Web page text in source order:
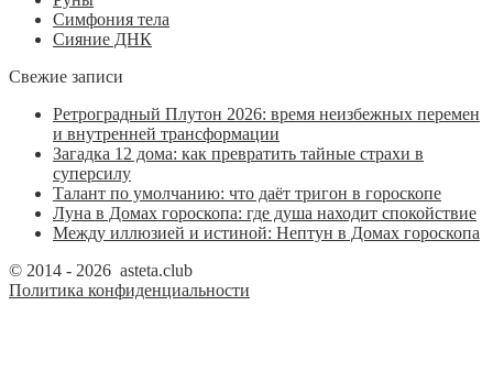
Симфония тела
Сияние ДНК
Свежие записи
Ретроградный Плутон 2026: время неизбежных перемен
и внутренней трансформации
Загадка 12 дома: как превратить тайные страхи в
суперсилу
Талант по умолчанию: что даёт тригон в гороскопе
Луна в Домах гороскопа: где душа находит спокойствие
Между иллюзией и истиной: Нептун в Домах гороскопа
© 2014 - 2026 asteta.club
Политика конфиденциальности